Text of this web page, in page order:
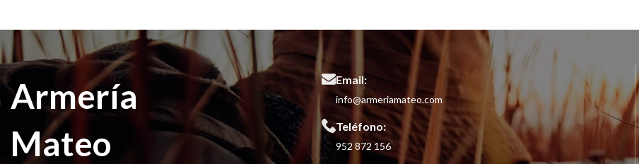
Armería
Mateo
Email:
info@armeriamateo.com
Teléfono:
952 872 156